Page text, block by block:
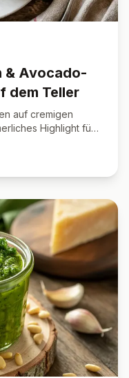
& Avocado-
dem Teller
auf cremigen
Highlight für